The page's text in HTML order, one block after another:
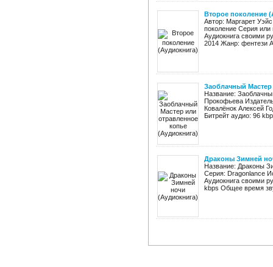
Второе поколение
Автор: Маргарет
поколение Серия или
Аудиокнига своими
2014 Жанр: фентези
Заоблачный
Название:
Прокофьева
Ковалёнок Алексей
Битрейт аудио: 96
Драконы Зимней
Название: Драконы
Серия: Dragonlance
Аудиокнига своими
kbps Общее время